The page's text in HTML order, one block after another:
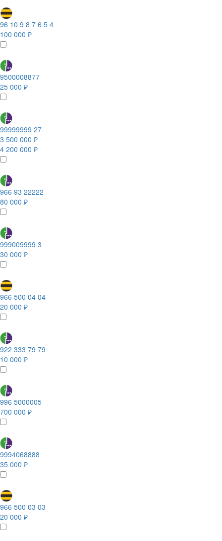
96 10 9 8 7 6 5 4
100 000 ₽
9500008877
25 000 ₽
99999999 27
3 500 000 ₽
4 200 000 ₽
966 93 22222
80 000 ₽
999009999 3
30 000 ₽
966 500 04 04
20 000 ₽
922 333 79 79
10 000 ₽
996 5000005
700 000 ₽
9994068888
35 000 ₽
966 500 03 03
20 000 ₽